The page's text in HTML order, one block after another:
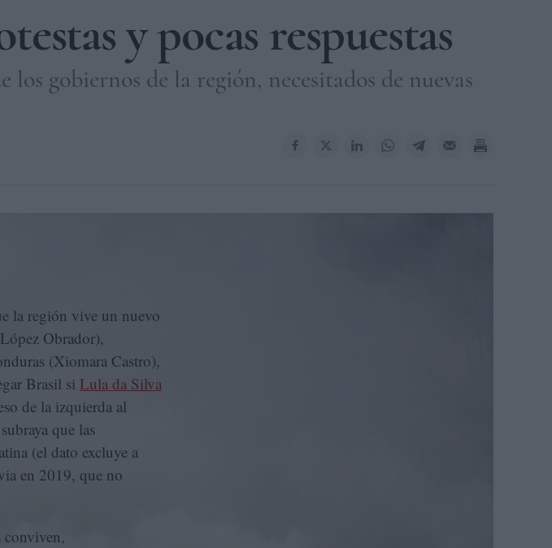
y pocas respuestas
gobiernos de la región, necesitados de nuevas
la región vive un nuevo
Obrador),
(Xiomara Castro),
Brasil si Lula da Silva
de la izquierda al
que las
(el dato excluye a
en 2019, que no
conviven,